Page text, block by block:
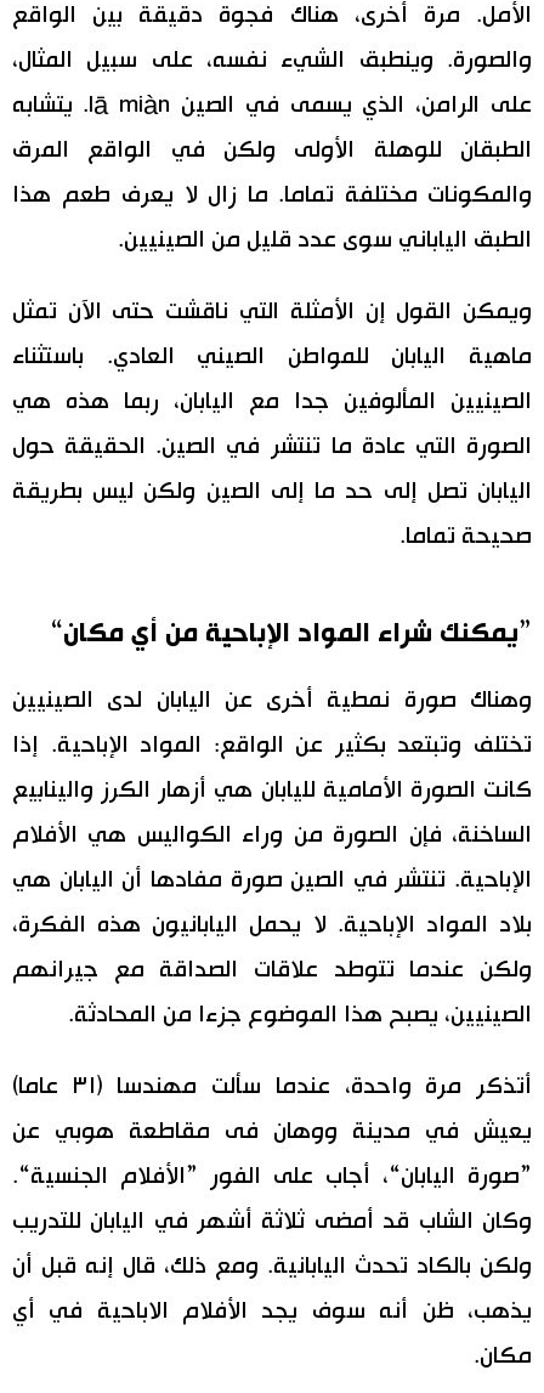
الأمل. مرة أخرى، هناك فجوة دقيقة بين الواقع
والصورة. وينطبق الشيء نفسه، على سبيل المثال،
على الرامن، الذي يسمى في الصين lā miàn. يتشابه
الطبقان للوهلة الأولى ولكن في الواقع المرق
والمكونات مختلفة تماما. ما زال لا يعرف طعم هذا
الطبق الياباني سوى عدد قليل من الصينيين.
ويمكن القول إن الأمثلة التي ناقشت حتى الآن تمثل
ماهية اليابان للمواطن الصيني العادي. باستثناء
الصينيين المألوفين جدا مع اليابان، ربما هذه هي
الصورة التي عادة ما تنتشر في الصين. الحقيقة حول
اليابان تصل إلى حد ما إلى الصين ولكن ليس بطريقة
صحيحة تماما.
”يمكنك شراء المواد الإباحية من أي مكان“
وهناك صورة نمطية أخرى عن اليابان لدى الصينيين
تختلف وتبتعد بكثير عن الواقع: المواد الإباحية. إذا
كانت الصورة الأمامية لليابان هي أزهار الكرز والينابيع
الساخنة، فإن الصورة من وراء الكواليس هي الأفلام
الإباحية. تنتشر في الصين صورة مفادها أن اليابان هي
بلاد المواد الإباحية. لا يحمل اليابانيون هذه الفكرة،
ولكن عندما تتوطد علاقات الصداقة مع جيرانهم
الصينيين، يصبح هذا الموضوع جزءا من المحادثة.
أتذكر مرة واحدة، عندما سألت مهندسا (٣١ عاما)
يعيش في مدينة ووهان فى مقاطعة هوبي عن
”صورة اليابان“، أجاب على الفور ”الأفلام الجنسية“.
وكان الشاب قد أمضى ثلاثة أشهر في اليابان للتدريب
ولكن بالكاد تحدث اليابانية. ومع ذلك، قال إنه قبل أن
يذهب، ظن أنه سوف يجد الأفلام الاباحية في أي
مكان.